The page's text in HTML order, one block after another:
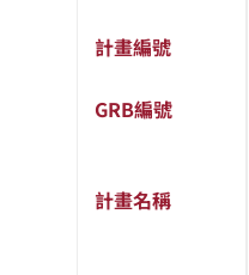
計畫編號
GRB編號
計畫名稱